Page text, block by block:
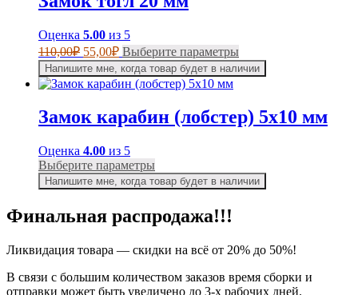
странице
товара.
Оценка 5.00 из 5
110,00₽ Первоначальная
цена
составляла
110,00₽.
55,00₽Текущая
цена:
55,00₽.
Выберите параметрыЭтот
товар
имеет
Опции
странице
товара.
Напишите мне, когда товар будет в наличии
Замок карабин (лобстер) 5х10 мм
Оценка 4.00 из 5
Выберите параметры
товар
имеет
вариаций.
можно
на
Напишите мне, когда товар будет в наличии
Финальная распродажа!!!
Ликвидация товара — скидки на всё от 20% до 50%!
В связи с большим количеством заказов время сборки и
отправки может быть увеличено до 3-х рабочих дней.